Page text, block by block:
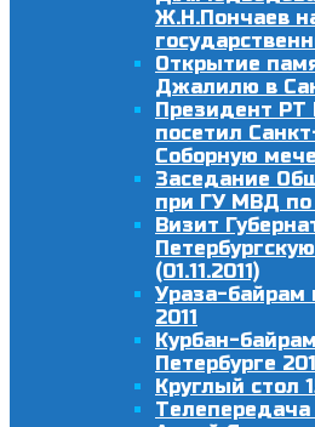
Ж.Н.Пончаев
Открытие
Джалилю в
Президент РТ
посетил
Соборную
Заседание
при ГУ МВД по
Визит
(01.11.2011)
Ураза-байрам
2011
Курбан-
Петербурге
Круглый стол
Телепередача